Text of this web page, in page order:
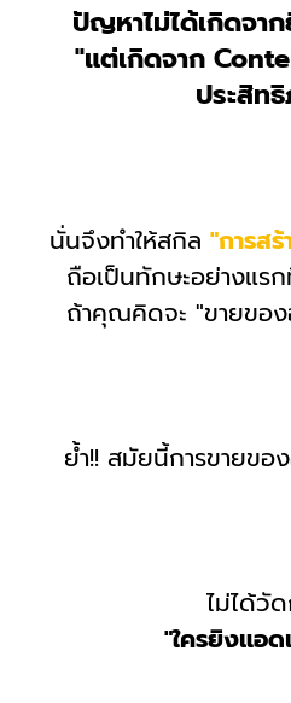
ปัญหาไม่ได้เกิดจา
"แต่เกิดจาก
ประสิท
นั่นจึงทำให้สกิล "การส
ถือเป็นทักษะอย่างแร
ถ้าคุณคิดจะ "ขายขอ
ย้ำ!! สมัยนี้การขายขอ
ไม่ได้วั
"ใครยิงแอ